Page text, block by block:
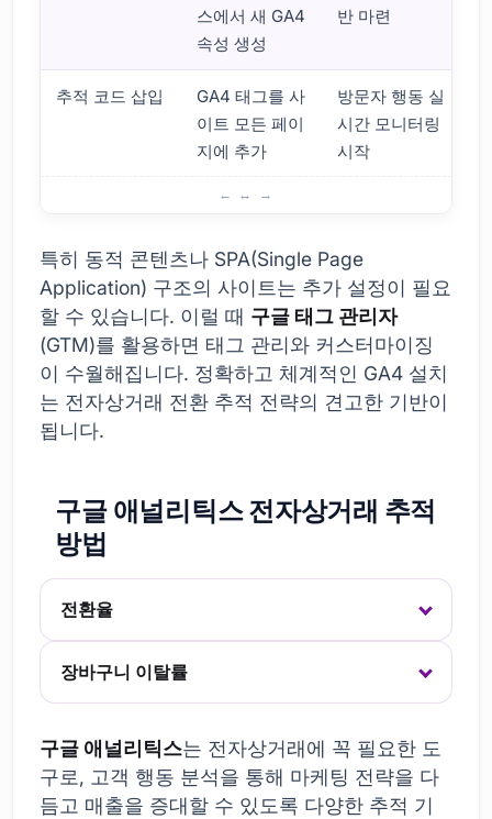
스에서 새 GA4
속성 생성
반 마련
추적 코드 삽입
GA4 태그를 사
이트 모든 페이
지에 추가
방문자 행동 실
시간 모니터링
시작
특히 동적 콘텐츠나 SPA(Single Page
Application) 구조의 사이트는 추가 설정이 필요
할 수 있습니다. 이럴 때 구글 태그 관리자
(GTM)를 활용하면 태그 관리와 커스터마이징
이 수월해집니다. 정확하고 체계적인 GA4 설치
는 전자상거래 전환 추적 전략의 견고한 기반이
됩니다.
구글 애널리틱스 전자상거래 추적
방법
전환율
장바구니 이탈률
구글 애널리틱스는 전자상거래에 꼭 필요한 도
구로, 고객 행동 분석을 통해 마케팅 전략을 다
듬고 매출을 증대할 수 있도록 다양한 추적 기